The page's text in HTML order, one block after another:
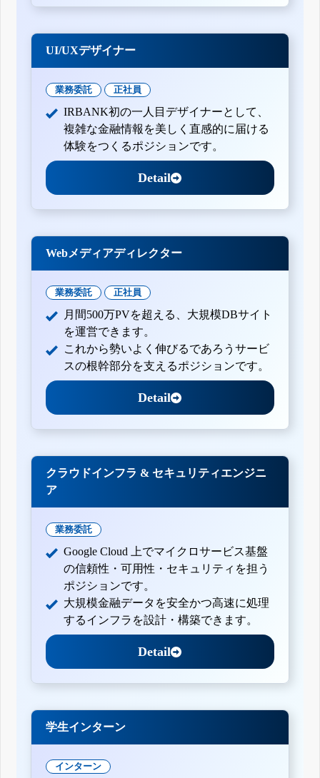
UI/UXデザイナー
業務委託 正社員
IRBANK初の一人目デザイナーとして、
複雑な金融情報を美しく直感的に届ける
体験をつくるポジションです。
Detail
Webメディアディレクター
業務委託 正社員
月間500万PVを超える、大規模DBサイト
を運営できます。
これから勢いよく伸びるであろうサービ
スの根幹部分を支えるポジションです。
Detail
クラウドインフラ & セキュリティエンジニ
ア
業務委託
Google Cloud 上でマイクロサービス基盤
の信頼性・可用性・セキュリティを担う
ポジションです。
大規模金融データを安全かつ高速に処理
するインフラを設計・構築できます。
Detail
学生インターン
インターン